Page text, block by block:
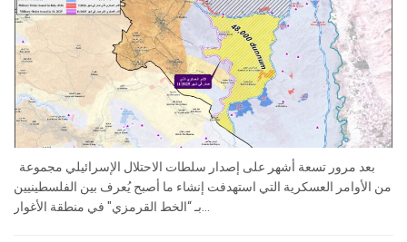
من الأوامر العسكرية التي استهدفت إنشاء ما أصبح يُعرف بين الفلسطينيين